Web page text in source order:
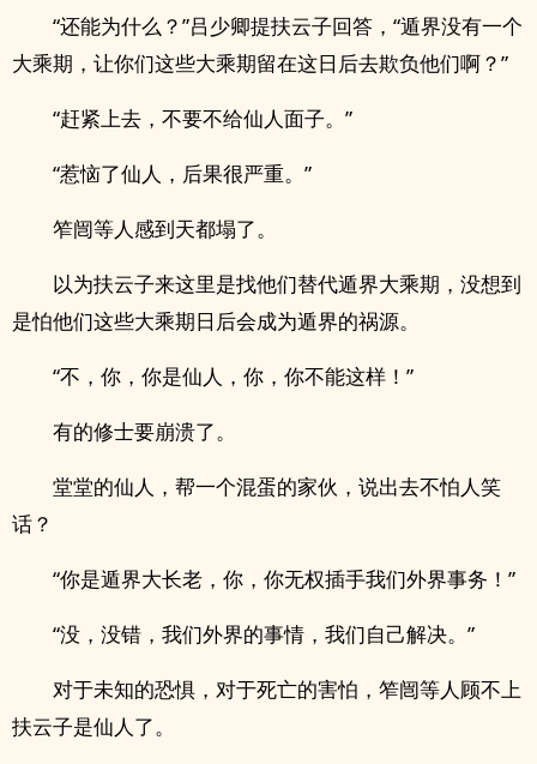
“还能为什么？”吕少卿提扶云子回答，“遁界没有一个
大乘期，让你们这些大乘期留在这日后去欺负他们啊？”
“赶紧上去，不要不给仙人面子。”
“惹恼了仙人，后果很严重。”
笮闿等人感到天都塌了。
以为扶云子来这里是找他们替代遁界大乘期，没想到
是怕他们这些大乘期日后会成为遁界的祸源。
“不，你，你是仙人，你，你不能这样！”
有的修士要崩溃了。
堂堂的仙人，帮一个混蛋的家伙，说出去不怕人笑
话？
“你是遁界大长老，你，你无权插手我们外界事务！”
“没，没错，我们外界的事情，我们自己解决。”
对于未知的恐惧，对于死亡的害怕，笮闿等人顾不上
扶云子是仙人了。